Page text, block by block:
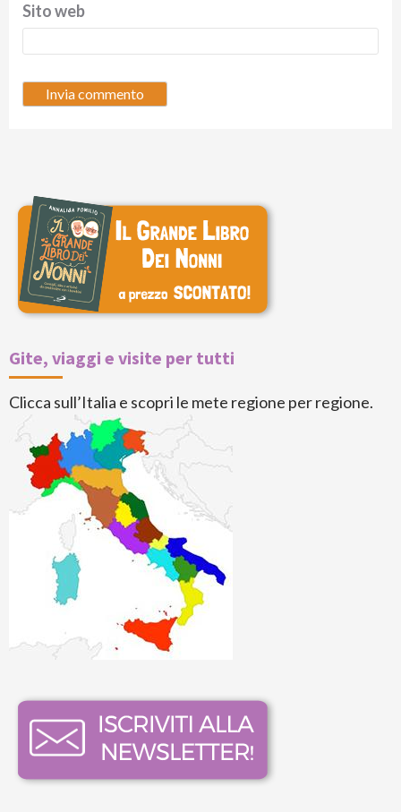
Sito web
Gite, viaggi e visite per tutti
Clicca sull’Italia e scopri le mete regione per regione.